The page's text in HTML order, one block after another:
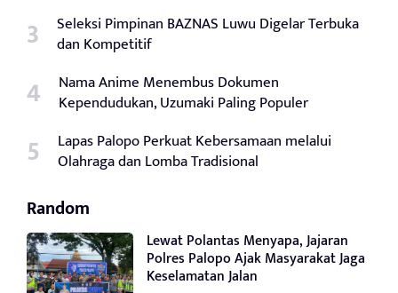
Seleksi Pimpinan BAZNAS Luwu Digelar Terbuka
dan Kompetitif
Nama Anime Menembus Dokumen
Kependudukan, Uzumaki Paling Populer
Lapas Palopo Perkuat Kebersamaan melalui
Olahraga dan Lomba Tradisional
Random
Lewat Polantas Menyapa, Jajaran
Polres Palopo Ajak Masyarakat Jaga
Keselamatan Jalan